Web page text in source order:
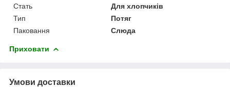
Стать
Для хлопчиків
Тип
Потяг
Паковання
Слюда
Приховати
Умови доставки